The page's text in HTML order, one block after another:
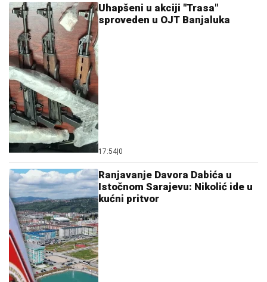
Uhapšeni u akciji "Trasa"
sproveden u OJT Banjaluka
17:54 0
Ranjavanje Davora Dabića u
Istočnom Sarajevu: Nikolić ide u
kućni pritvor